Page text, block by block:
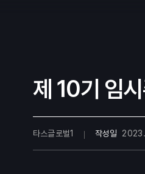
제 10기 임
타스글로벌1 작성일